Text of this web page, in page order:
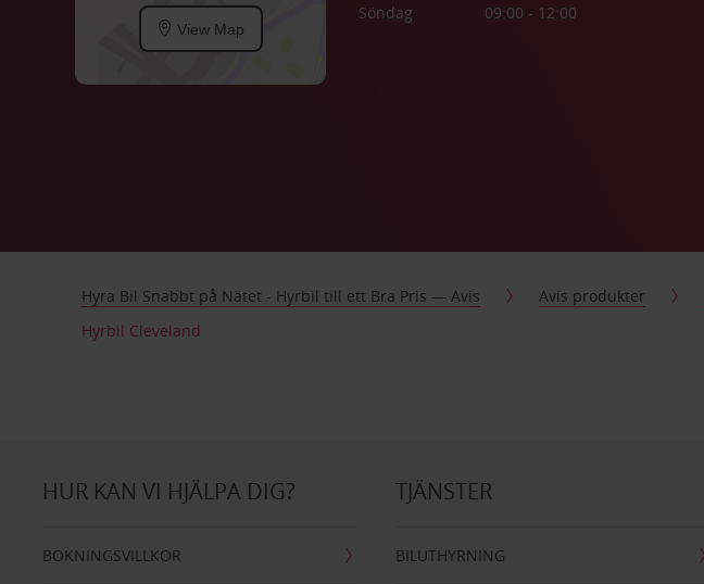
View Map
Söndag
09:00 - 12:00
Hyra Bil Snabbt på Nätet - Hyrbil till ett Bra Pris — Avis Avis produkter
Hyrbil Cleveland
HUR KAN VI HJÄLPA DIG?
BOKNINGSVILLKOR
TJÄNSTER
BILUTHYRNING